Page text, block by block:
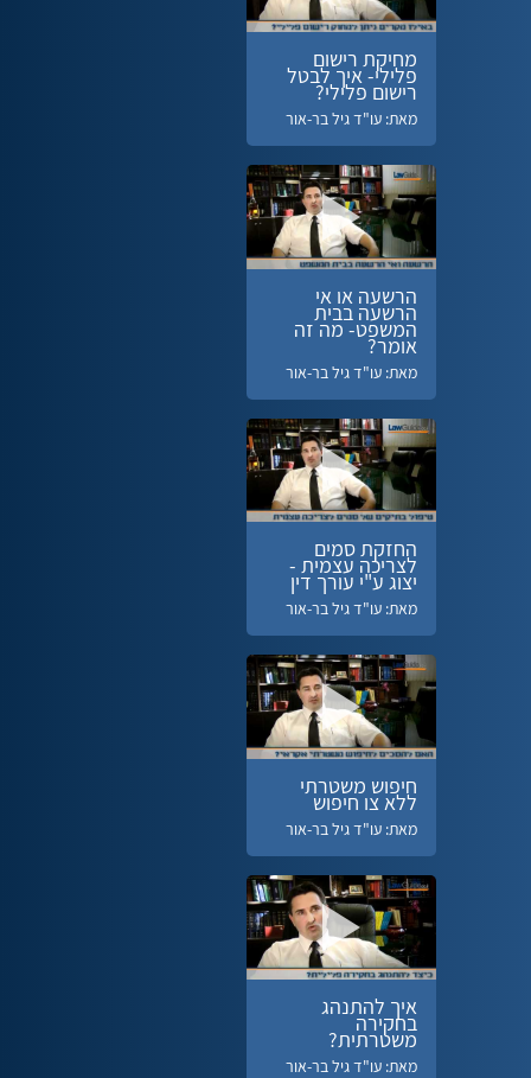
מחיקת רישום
פלילי- איך לבטל
רישום פלילי?
מאת: עו"ד גיל בר-אור
הרשעה או אי
הרשעה בבית
המשפט- מה זה
אומר?
מאת: עו"ד גיל בר-אור
החזקת סמים
לצריכה עצמית -
יצוג ע"י עורך דין
מאת: עו"ד גיל בר-אור
חיפוש משטרתי
ללא צו חיפוש
מאת: עו"ד גיל בר-אור
איך להתנהג
בחקירה
משטרתית?
מאת: עו"ד גיל בר-אור